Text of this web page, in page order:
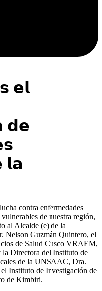
𝗲𝗹
𝗱𝗲
contra enfermedades
de nuestra región,
al Alcalde (e) de la
Nelson Guzmán Quintero, el
de Salud Cusco VRAEM,
Directora del Instituto de
de la UNSAAC, Dra.
Instituto de Investigación de
de Kimbiri.